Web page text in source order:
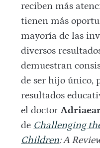
reciben más
tienen más
mayoría de las
diversos
demuestran
de ser hijo único,
resultados
el doctor
de Challenging
Children: A